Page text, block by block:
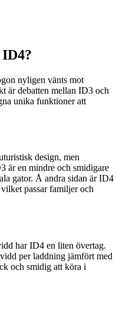
nyligen vänts mot
är debatten mellan ID3 och
unika funktioner att
design, men
är en mindre och smidigare
gator. Å andra sidan är ID4
passar familjer och
har ID4 en liten övertag.
per laddning jämfört med
och smidig att köra i